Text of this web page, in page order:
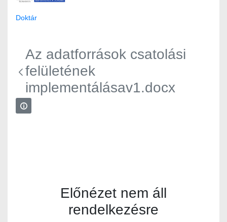
Doktár
Az adatforrások csatolási
felületének
implementálásav1.docx
Előnézet nem áll
rendelkezésre